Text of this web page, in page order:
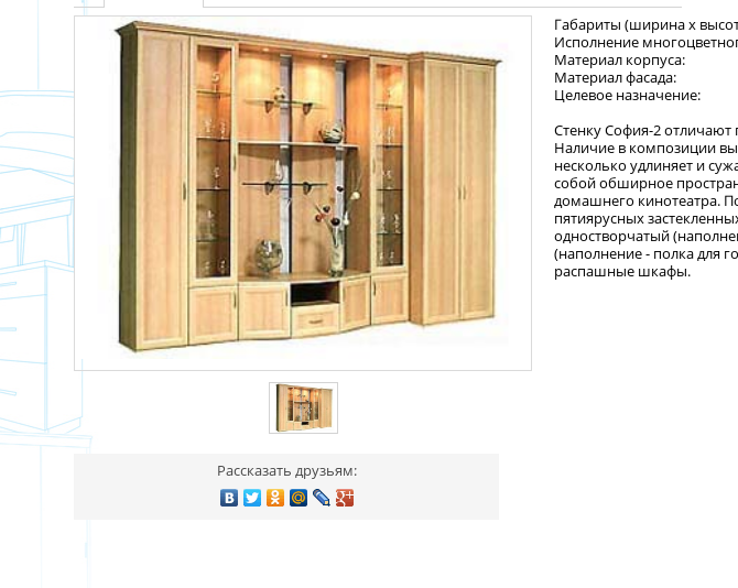
Рассказать друзьям:
Габариты (ширина х
Исполнение
Материал корпуса:
Материал фасада:
Целевое назначение:
Стенку София-2 отличают
Наличие в композиции
несколько удлиняет и
собой обширное
домашнего кинотеатра.
пятиярусных
одностворчатый
(наполнение - полка для
распашные шкафы.